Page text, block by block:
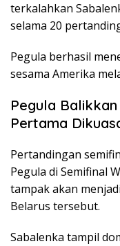
terkalahkan
selama 20
Pegula berhasil
sesama Amerika
Pegula
Pertama
Pertandingan
Pegula di Semifinal
tampak akan
Belarus tersebut.
Sabalenka tampil